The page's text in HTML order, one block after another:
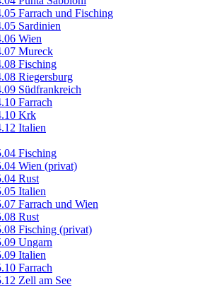
Farrach und Fisching
Sardinien
Wien
Mureck
Fisching
Riegersburg
Südfrankreich
Farrach
Krk
Italien
Fisching
Wien (privat)
Rust
Italien
Farrach und Wien
Rust
Fisching (privat)
Ungarn
Italien
Farrach
Zell am See